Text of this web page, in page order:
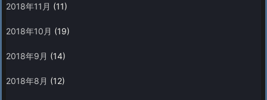
2018年11月 (11)
2018年10月 (19)
2018年9月 (14)
2018年8月 (12)